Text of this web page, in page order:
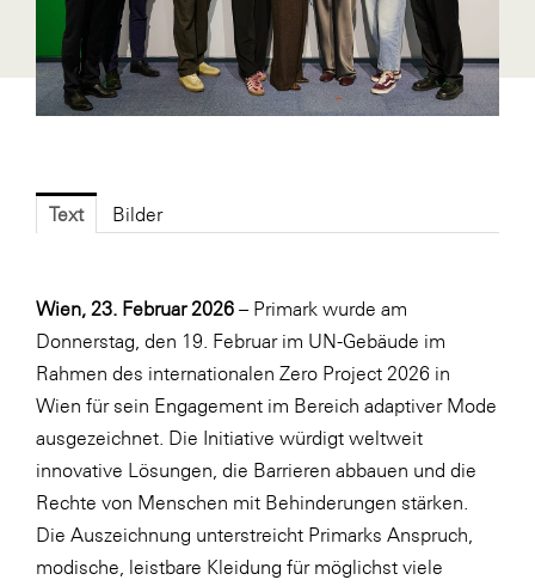
FV Energierohstoff & Kraftstoff
Gardena
Gas Connect Austria
Getzner Werkstoffe
ikp
Johnson & Johnson
JELD-WEN DANA
kosaplaner
LAT Nitrogen
Libro
Lidl Österreich
Text Bilder
Wien, 23. Februar 2026 – Primark wurde am
Donnerstag, den 19. Februar im UN-Gebäude im
Rahmen des internationalen Zero Project 2026 in
Wien für sein Engagement im Bereich adaptiver Mode
ausgezeichnet. Die Initiative würdigt weltweit
innovative Lösungen, die Barrieren abbauen und die
Rechte von Menschen mit Behinderungen stärken.
Die Auszeichnung unterstreicht Primarks Anspruch,
modische, leistbare Kleidung für möglichst viele